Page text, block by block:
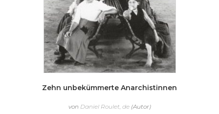
Zehn unbekümmerte Anarchistinnen
von Daniel Roulet, de(Autor)